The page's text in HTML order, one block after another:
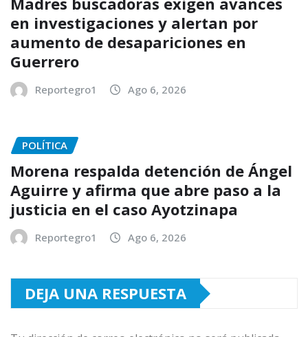
en investigaciones y alertan por
aumento de desapariciones en
Guerrero
Reportegro1 Ago 6, 2026
POLÍTICA
Morena respalda detención de Ángel
Aguirre y afirma que abre paso a la
justicia en el caso Ayotzinapa
Reportegro1 Ago 6, 2026
DEJA UNA RESPUESTA